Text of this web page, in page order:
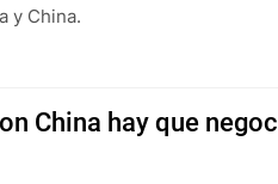
y China.
China hay que